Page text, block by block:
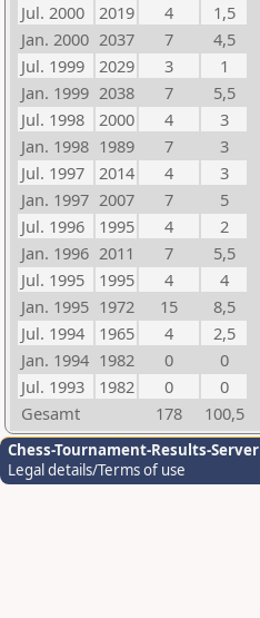
Jul. 2000
2019 4
1,5
Jan. 2000 2037 7
4,5
Jul. 1999
2029 3
1
Jan. 1999 2038 7
5,5
Jul. 1998
2000 4
3
Jan. 1998 1989 7
3
Jul. 1997
2014 4
3
Jan. 1997 2007 7
5
Jul. 1996
1995 4
2
Jan. 1996 2011 7
5,5
Jul. 1995
1995 4
4
Jan. 1995 1972 15
8,5
Jul. 1994
1965 4
2,5
Jan. 1994 1982 0
0
Jul. 1993
1982 0
0
Gesamt
178 100,5
Chess-Tournament-Results-Server
Legal details/Terms of use